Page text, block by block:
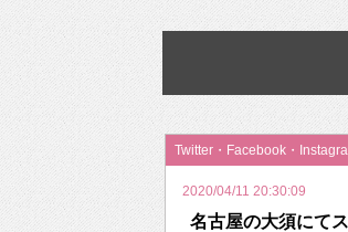
【次世代の没入感と
挫折率8割の壁をAIで
2026年のバレンタイ
Twitter・Facebook・
2020/04/11 20:30:09
名古屋の大須にて